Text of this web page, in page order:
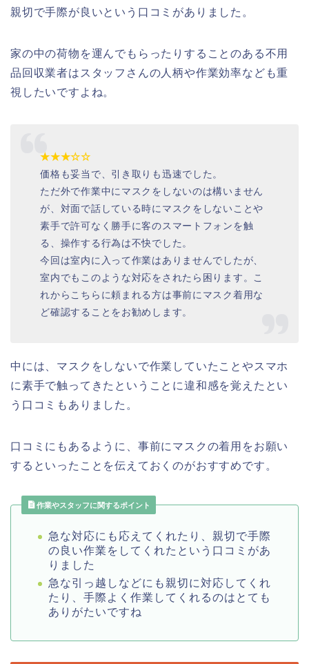
親切で手際が良いという口コミがありました。
家の中の荷物を運んでもらったりすることのある不用
品回収業者はスタッフさんの人柄や作業効率なども重
視したいですよね。
★★★☆☆
価格も妥当で、引き取りも迅速でした。
ただ外で作業中にマスクをしないのは構いません
が、対面で話している時にマスクをしないことや
素手で許可なく勝手に客のスマートフォンを触
る、操作する行為は不快でした。
今回は室内に入って作業はありませんでしたが、
室内でもこのような対応をされたら困ります。こ
れからこちらに頼まれる方は事前にマスク着用な
ど確認することをお勧めします。
中には、マスクをしないで作業していたことやスマホ
に素手で触ってきたということに違和感を覚えたとい
う口コミもありました。
口コミにもあるように、事前にマスクの着用をお願い
するといったことを伝えておくのがおすすめです。
作業やスタッフに関するポイント
急な対応にも応えてくれたり、親切で手際
の良い作業をしてくれたという口コミがあ
りました
急な引っ越しなどにも親切に対応してくれ
たり、手際よく作業してくれるのはとても
ありがたいですね